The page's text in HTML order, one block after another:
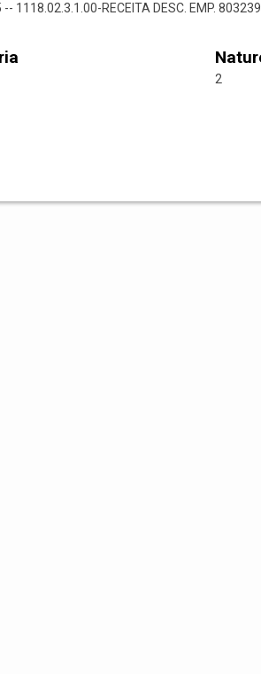
1118.02.3.1.00-RECEITA DESC. EMP.
2